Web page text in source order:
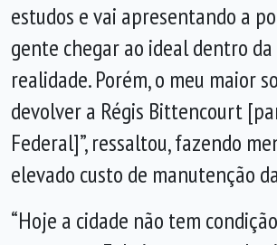
estudos e vai apresentando a
gente chegar ao ideal dentro da
realidade. Porém, o meu maior
devolver a Régis Bittencourt
Federal]”, ressaltou, fazendo
elevado custo de manutenção
“Hoje a cidade não tem